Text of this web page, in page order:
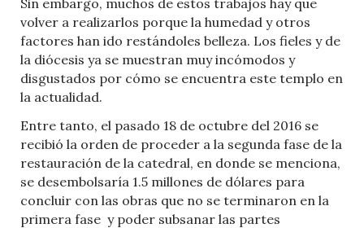
volver a realizarlos porque la humedad y otros
factores han ido restándoles belleza. Los fieles y de
la diócesis ya se muestran muy incómodos y
disgustados por cómo se encuentra este templo en
la actualidad.
Entre tanto, el pasado 18 de octubre del 2016 se
recibió la orden de proceder a la segunda fase de la
restauración de la catedral, en donde se menciona,
se desembolsaría 1.5 millones de dólares para
concluir con las obras que no se terminaron en la
primera fase y poder subsanar las partes